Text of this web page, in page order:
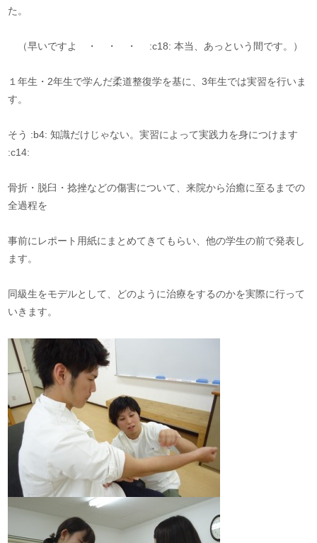
た。
（早いですよ ・ ・ ・ :c18: 本当、あっという間です。）
１年生・2年生で学んだ柔道整復学を基に、3年生では実習を行いま
す。
そう :b4: 知識だけじゃない。実習によって実践力を身につけます
:c14:
骨折・脱臼・捻挫などの傷害について、来院から治癒に至るまでの
全過程を
事前にレポート用紙にまとめてきてもらい、他の学生の前で発表し
ます。
同級生をモデルとして、どのように治療をするのかを実際に行って
いきます。